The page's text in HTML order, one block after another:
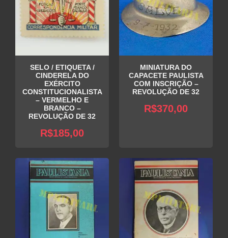
SELO / ETIQUETA /
CINDERELA DO
EXÉRCITO
CONSTITUCIONALISTA
– VERMELHO E
BRANCO –
REVOLUÇÃO DE 32
R$185,00
MINIATURA DO
CAPACETE PAULISTA
COM INSCRIÇÃO –
REVOLUÇÃO DE 32
R$370,00